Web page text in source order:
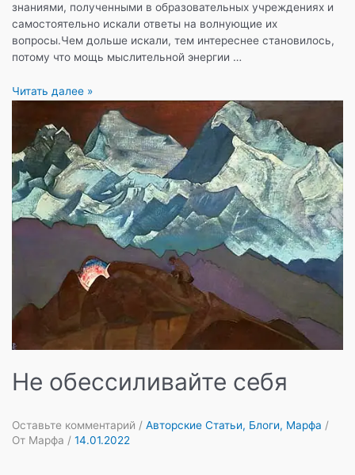
знаниями, полученными в образовательных учреждениях и
самостоятельно искали ответы на волнующие их
вопросы.Чем дольше искали, тем интереснее становилось,
потому что мощь мыслительной энергии …
Ключ
достижениям
Читать далее »
Не обессиливайте себя
Оставьте комментарий / Авторские Статьи, Блоги, Марфа /
От Марфа / 14.01.2022